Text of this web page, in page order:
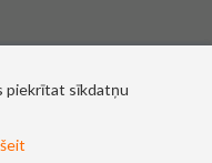
piekrītat sīkdatņu